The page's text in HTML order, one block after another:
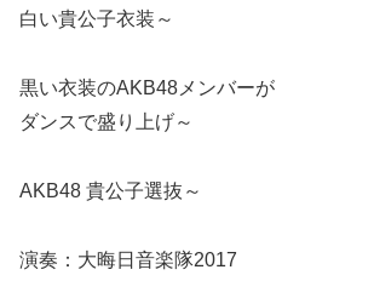
白い貴公子衣装～
黒い衣装のAKB48メンバーが
ダンスで盛り上げ～
AKB48 貴公子選抜～
演奏：大晦日音楽隊2017